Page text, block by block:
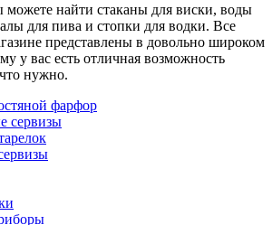
можете найти стаканы для виски, воды
для пива и стопки для водки. Все
представлены в довольно широком
у вас есть отличная возможность
нужно.
сервизы